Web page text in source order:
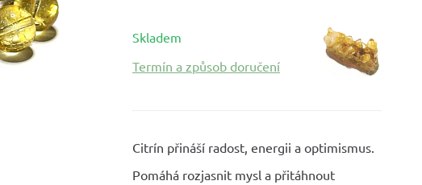
Skladem
Termín a způsob doručení
Citrín přináší radost, energii a optimismus.
Pomáhá rozjasnit mysl a přitáhnout